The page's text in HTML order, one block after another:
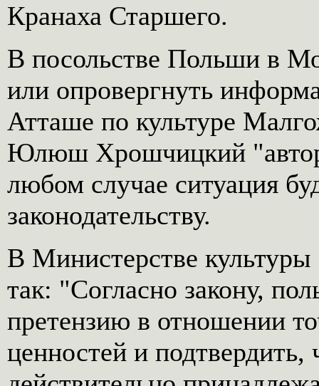
Кранаха Старшего.
В посольстве Польши в
или опровергнуть
Атташе по культуре
Юлюш Хрошчицкий
любом случае ситуация
законодательству.
В Министерстве
так: "Согласно закону,
претензию в отношении
ценностей и